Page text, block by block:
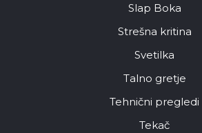
Slap Boka
Strešna kritina
Svetilka
Talno gretje
Tehnični pregledi
Tekač